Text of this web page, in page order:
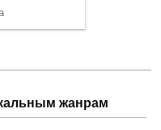
жанрам